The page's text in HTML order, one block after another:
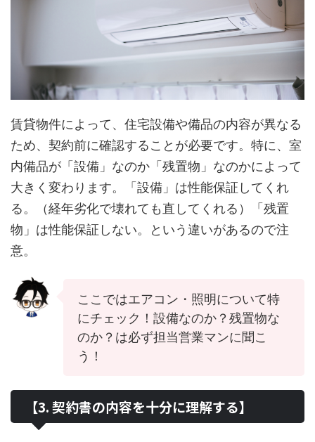
賃貸物件によって、住宅設備や備品の内容が異なる
ため、契約前に確認することが必要です。特に、室
内備品が「設備」なのか「残置物」なのかによって
大きく変わります。「設備」は性能保証してくれ
る。（経年劣化で壊れても直してくれる）「残置
物」は性能保証しない。という違いがあるので注
意。
ここではエアコン・照明について特
にチェック！設備なのか？残置物な
のか？は必ず担当営業マンに聞こ
う！
【3. 契約書の内容を十分に理解する】